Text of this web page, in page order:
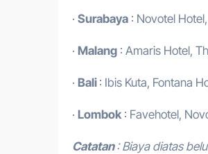
· Surabaya : Novotel
· Malang : Amaris Hotel,
· Bali : Ibis Kuta, Fontana
· Lombok : Favehotel,
Catatan: Biaya diatas